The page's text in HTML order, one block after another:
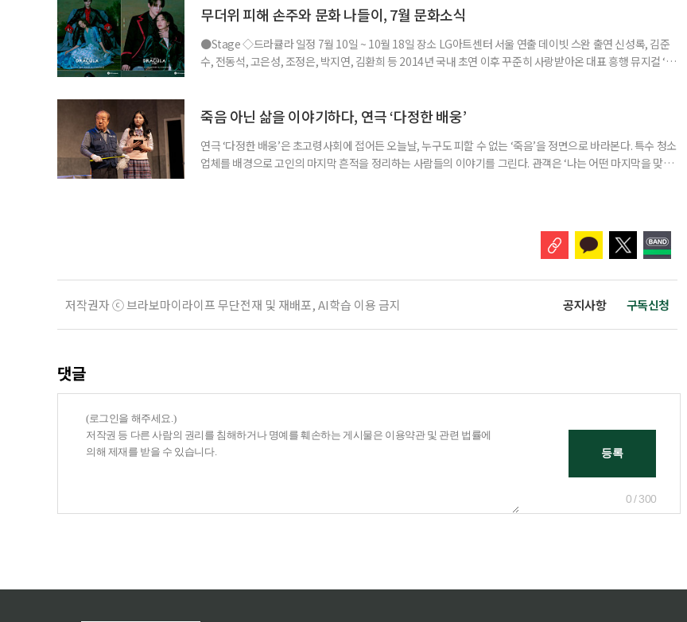
현, •프란츠 브렌타노 : 박시원, 최호중, •베티마 브렌타노 : 성민재, 유연정 등 러닝
무더위 피해 손주와 문화 나들이, 7월 문화소식
●Stage ◇드라큘라 일정 7월 10일 ~ 10월 18일 장소 LG아트센터 서울 연출 데이빗 스완 출연 신성록, 김준
수, 전동석, 고은성, 조정은, 박지연, 김환희 등 2014년 국내 초연 이후 꾸준히 사랑받아온 대표 흥행 뮤지컬 ‘드
은성이 새롭게 드라큘라 역에 합류해 각기 다른 매력의 드라큘라를 선보인다. 드라큘
죽음 아닌 삶을 이야기하다, 연극 ‘다정한 배웅’
연극 ‘다정한 배웅’은 초고령사회에 접어든 오늘날, 누구도 피할 수 없는 ‘죽음’을 정면으로 바라본다. 특수 청소
업체를 배경으로 고인의 마지막 흔적을 정리하는 사람들의 이야기를 그린다. 관객은 ‘나는 어떤 마지막을 맞이
저작권자 ⓒ 브라보마이라이프 무단전재 및 재배포, AI학습 이용 금지 공지사항 구독신청
댓글
0 / 300